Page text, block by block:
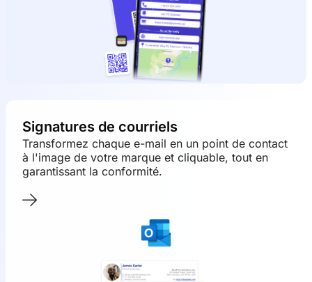
Signatures de courriels
Transformez chaque e-mail en un point de contact
à l'image de votre marque et cliquable, tout en
garantissant la conformité.